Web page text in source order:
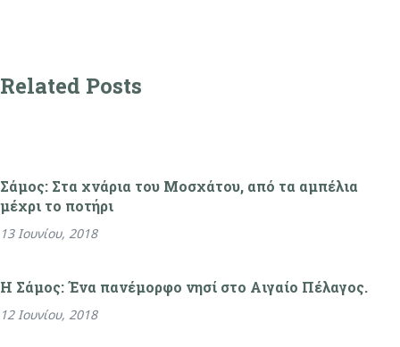
Related Posts
Σάμος: Στα χνάρια του Μοσχάτου, από τα αμπέλια
μέχρι το ποτήρι
13 Ιουνίου, 2018
Η Σάμος: Ένα πανέμορφο νησί στο Αιγαίο Πέλαγος.
12 Ιουνίου, 2018